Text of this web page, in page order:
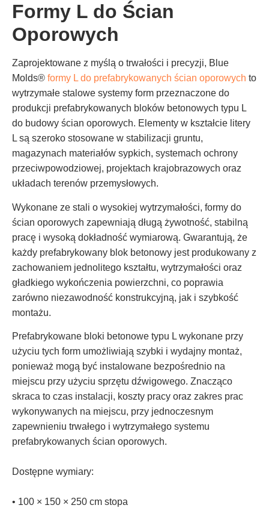
Formy L do Ścian
Oporowych
Zaprojektowane z myślą o trwałości i precyzji, Blue
Molds® formy L do prefabrykowanych ścian oporowych to
wytrzymałe stalowe systemy form przeznaczone do
produkcji prefabrykowanych bloków betonowych typu L
do budowy ścian oporowych. Elementy w kształcie litery
L są szeroko stosowane w stabilizacji gruntu,
magazynach materiałów sypkich, systemach ochrony
przeciwpowodziowej, projektach krajobrazowych oraz
układach terenów przemysłowych.
Wykonane ze stali o wysokiej wytrzymałości, formy do
ścian oporowych zapewniają długą żywotność, stabilną
pracę i wysoką dokładność wymiarową. Gwarantują, że
każdy prefabrykowany blok betonowy jest produkowany z
zachowaniem jednolitego kształtu, wytrzymałości oraz
gładkiego wykończenia powierzchni, co poprawia
zarówno niezawodność konstrukcyjną, jak i szybkość
montażu.
Prefabrykowane bloki betonowe typu L wykonane przy
użyciu tych form umożliwiają szybki i wydajny montaż,
ponieważ mogą być instalowane bezpośrednio na
miejscu przy użyciu sprzętu dźwigowego. Znacząco
skraca to czas instalacji, koszty pracy oraz zakres prac
wykonywanych na miejscu, przy jednoczesnym
zapewnieniu trwałego i wytrzymałego systemu
prefabrykowanych ścian oporowych.
Dostępne wymiary:
• 100 × 150 × 250 cm stopa